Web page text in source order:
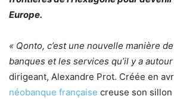
Europe.
« Qonto, c’est une nouvelle manière
banques et les services qu’il y a autour
dirigeant, Alexandre Prot. Créée en
néobanque française creuse son